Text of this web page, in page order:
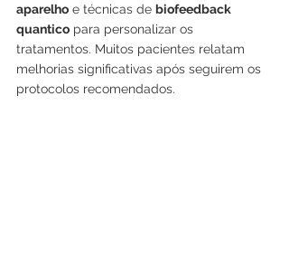
aparelho e técnicas de biofeedback
quantico para personalizar os
tratamentos. Muitos pacientes relatam
melhorias significativas após seguirem os
protocolos recomendados.